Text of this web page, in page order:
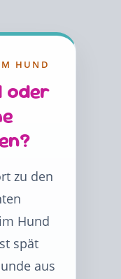
HUND
oder
zu den
Hund
spät
aus